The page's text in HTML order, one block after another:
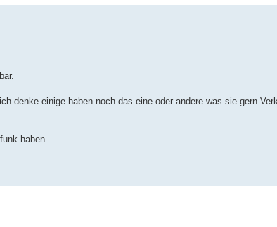
denke einige haben noch das eine oder andere was sie gern
haben.